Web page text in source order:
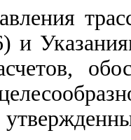
ия тра
и Указания
в,
утвержденн